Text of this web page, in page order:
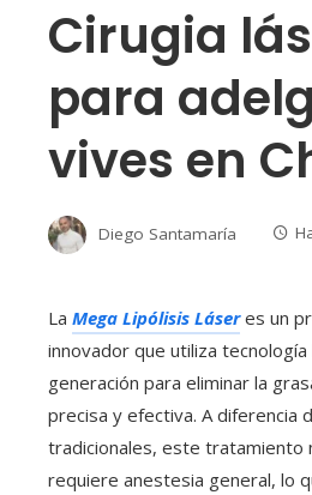
Cirugia
para
vives en
Diego Santamaría
La Mega Lipólisis Láseres un
innovador que utiliza
generación para eliminar la
precisa y efectiva. A diferencia
tradicionales, este tratamiento
requiere anestesia general, lo